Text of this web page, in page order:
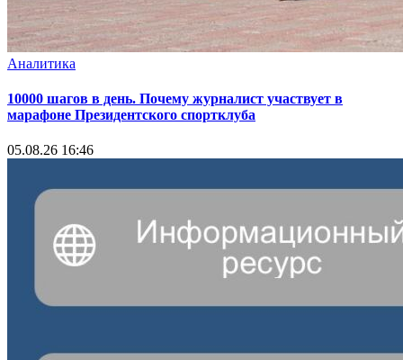
Аналитика
10000 шагов в день. Почему журналист участвует в
марафоне Президентского спортклуба
05.08.26 16:46